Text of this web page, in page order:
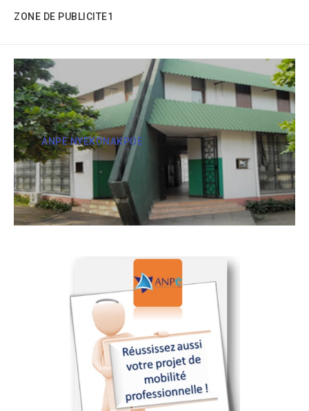
ZONE DE PUBLICITE1
ANPE NYEKONAKPOE